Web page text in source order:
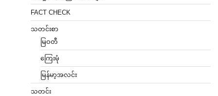
FACT CHECK
သတင်းစာ
မြဝတီ
ကြေးမုံ
မြန်မာ့အလင်း
သတင်း